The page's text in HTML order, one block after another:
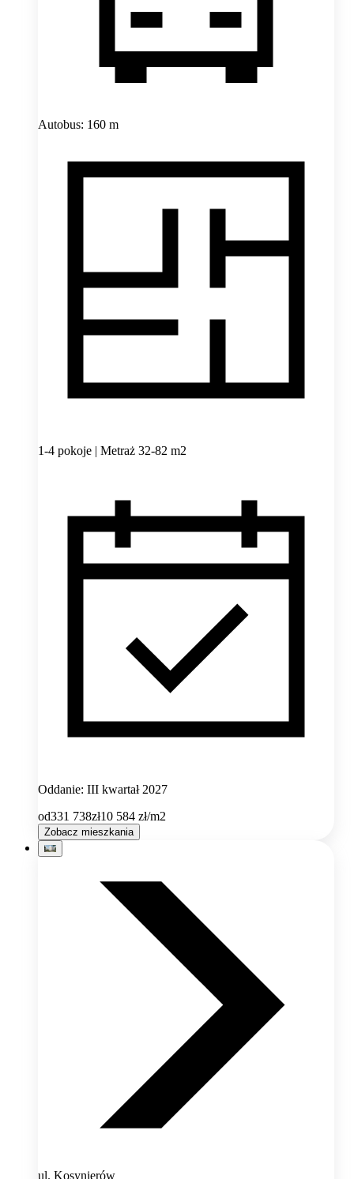
Autobus: 160 m
1-4 pokoje | Metraż 32-82 m2
Oddanie: III kwartał 2027
od331 738zł10 584 zł/m2
Zobacz mieszkania
ul. Kosynierów